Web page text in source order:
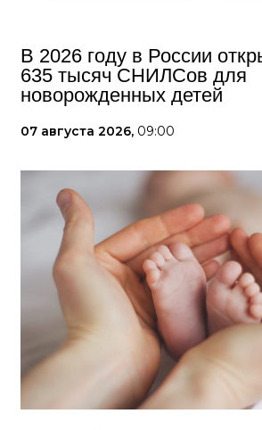
В 2026 году в России
635 тысяч СНИЛСов для
новорожденных детей
07 августа 2026, 09:00